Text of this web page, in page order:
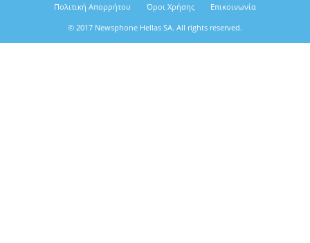
Πολιτική Απορρήτου Όροι Χρήσης
Επικοινωνία
© 2017 Newsphone Hellas SA. All rights reserved.